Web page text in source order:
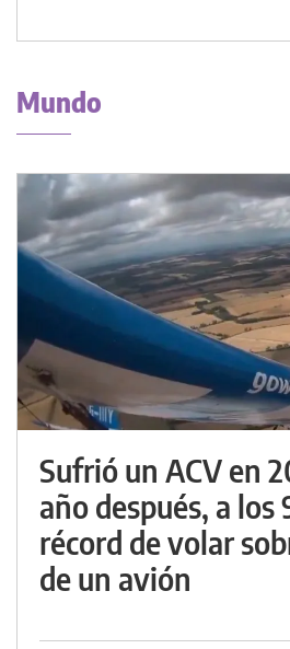
Mundo
Sufrió un ACV en
año después, a los
récord de volar
de un avión